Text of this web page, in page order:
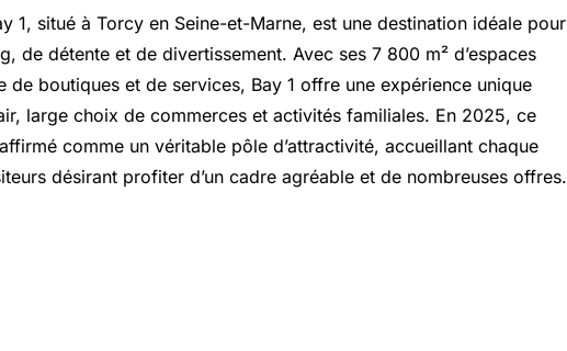
1, situé à Torcy en Seine-et-Marne, est une destination idéale pour
de détente et de divertissement. Avec ses 7 800 m² d’espaces
de boutiques et de services, Bay 1 offre une expérience unique
large choix de commerces et activités familiales. En 2025, ce
comme un véritable pôle d’attractivité, accueillant chaque
désirant profiter d’un cadre agréable et de nombreuses offres.